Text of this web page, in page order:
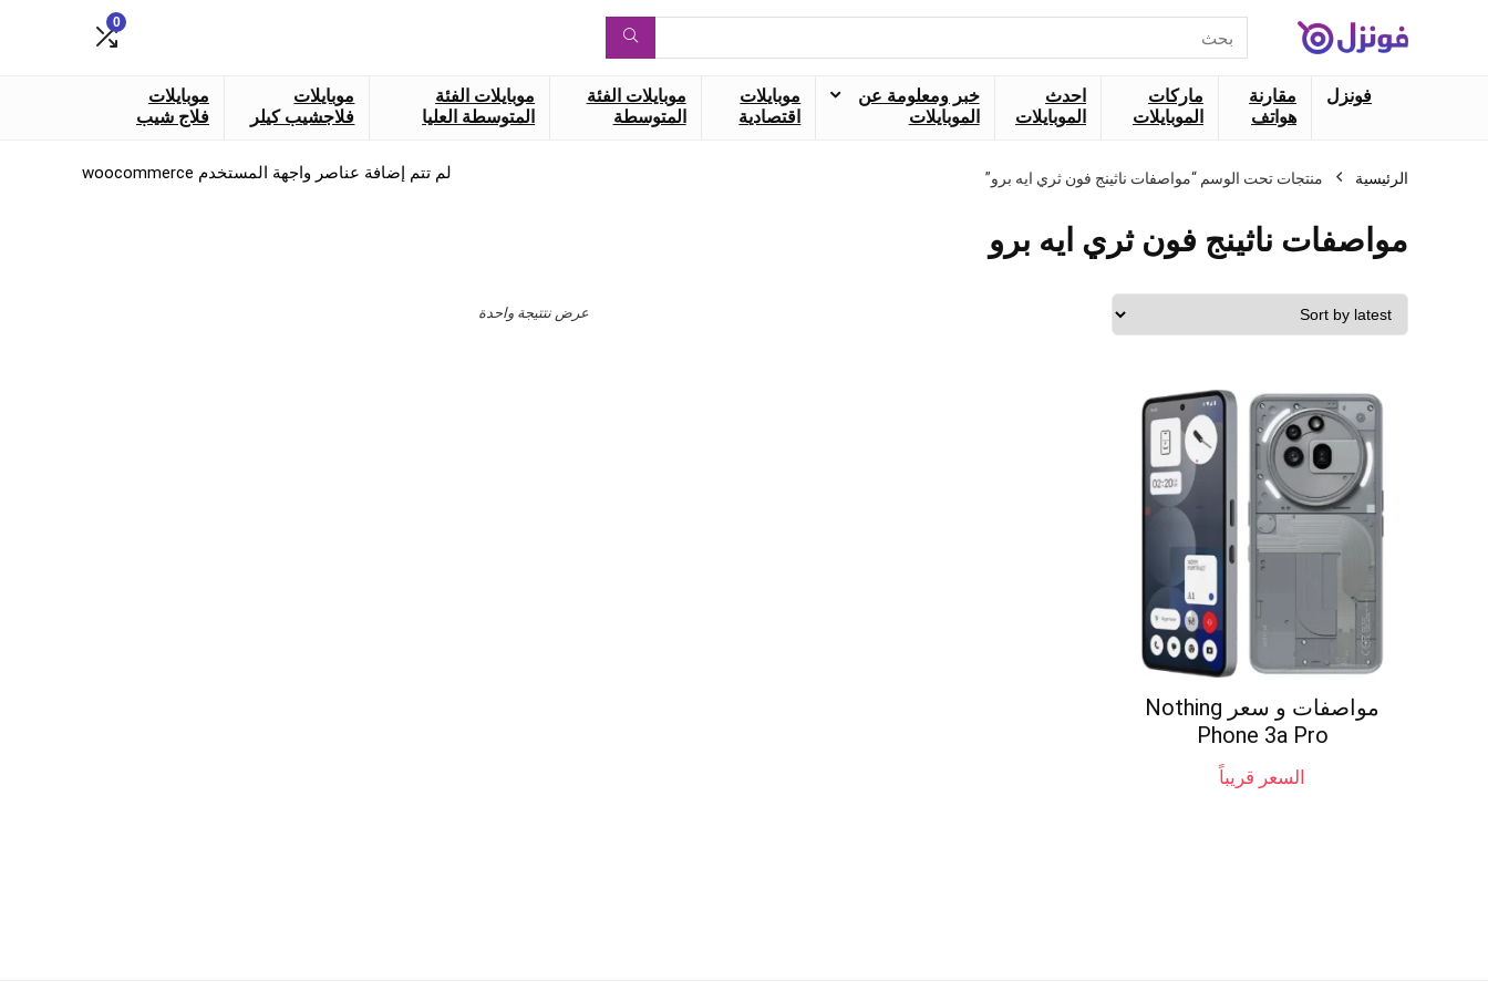
عن:
0
فونزل
مقارنة
هواتف
ماركات
الموبايلات
احدث
الموبايلات
خبر ومعلومة عن
الموبايلات
موبايلات
اقتصادية
موبايلات الفئة
المتوسطة
موبايلات الفئة
المتوسطة العليا
موبايلات
فلاجشيب كيلر
موبايلات
فلاج شيب
الرئيسية منتجات تحت الوسم “مواصفات ناثينج فون ثري ايه برو”
مواصفات ناثينج فون ثري ايه برو
عرض نتتيجة واحدة
مواصفات و سعر Nothing
Phone 3a Pro
السعر قريباً
لم تتم إضافة عناصر واجهة المستخدم woocommerce